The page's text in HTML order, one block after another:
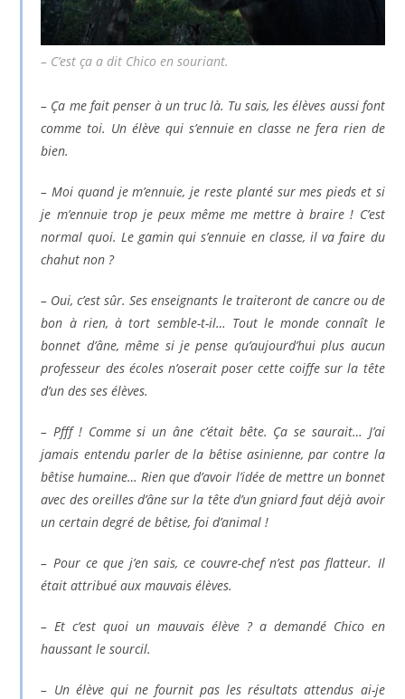
– C’est ça a dit Chico en souriant.
– Ça me fait penser à un truc là. Tu sais, les élèves aussi font
comme toi. Un élève qui s’ennuie en classe ne fera rien de
bien.
– Moi quand je m’ennuie, je reste planté sur mes pieds et si
je m’ennuie trop je peux même me mettre à braire ! C’est
normal quoi. Le gamin qui s’ennuie en classe, il va faire du
chahut non ?
– Oui, c’est sûr. Ses enseignants le traiteront de cancre ou de
bon à rien, à tort semble-t-il… Tout le monde connaît le
bonnet d’âne, même si je pense qu’aujourd’hui plus aucun
professeur des écoles n’oserait poser cette coiffe sur la tête
d’un des ses élèves.
– Pfff ! Comme si un âne c’était bête. Ça se saurait… J’ai
jamais entendu parler de la bêtise asinienne, par contre la
bêtise humaine… Rien que d’avoir l’idée de mettre un bonnet
avec des oreilles d’âne sur la tête d’un gniard faut déjà avoir
un certain degré de bêtise, foi d’animal !
– Pour ce que j’en sais, ce couvre-chef n’est pas flatteur. Il
était attribué aux mauvais élèves.
– Et c’est quoi un mauvais élève ? a demandé Chico en
haussant le sourcil.
– Un élève qui ne fournit pas les résultats attendus ai-je